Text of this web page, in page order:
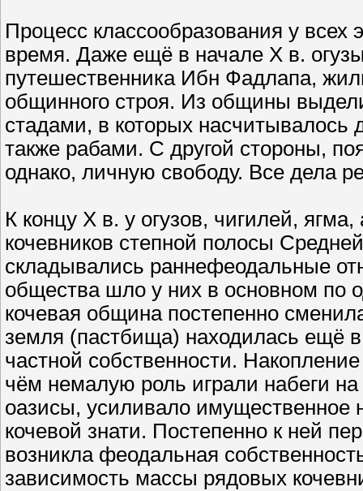
Процесс классообразования у всех
время. Даже ещё в начале X в.
путешественника Ибн Фадлапа,
общинного строя. Из общины
стадами, в которых
также рабами. С другой стороны,
однако, личную свободу. Все дела
К концу Х в. у огузов, чигилей,
кочевников степной полосы
складывались раннефеодальные
общества шло у них в основном по
кочевая община постепенно
земля (пастбища) находилась ещё
частной собственности.
чём немалую роль играли набеги
оазисы, усиливало имущественное
кочевой знати. Постепенно к ней
возникла феодальная
зависимость массы рядовых